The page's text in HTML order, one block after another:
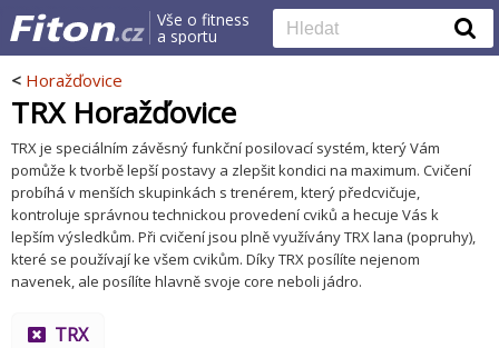
Vše o fitness
a sportu
< Horažďovice
TRX Horažďovice
TRX je speciálním závěsný funkční posilovací systém, který Vám
pomůže k tvorbě lepší postavy a zlepšit kondici na maximum. Cvičení
probíhá v menších skupinkách s trenérem, který předcvičuje,
kontroluje správnou technickou provedení cviků a hecuje Vás k
lepším výsledkům. Při cvičení jsou plně využívány TRX lana (popruhy),
které se používají ke všem cvikům. Díky TRX posílíte nejenom
navenek, ale posílíte hlavně svoje core neboli jádro.
TRX